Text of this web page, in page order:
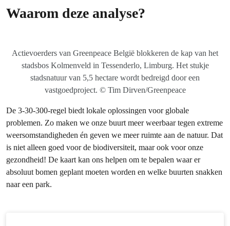
Waarom deze analyse?
Actievoerders van Greenpeace België blokkeren de kap van het
stadsbos Kolmenveld in Tessenderlo, Limburg. Het stukje
stadsnatuur van 5,5 hectare wordt bedreigd door een
vastgoedproject. © Tim Dirven/Greenpeace
De 3-30-300-regel biedt lokale oplossingen voor globale
problemen. Zo maken we onze buurt meer weerbaar tegen extreme
weersomstandigheden én geven we meer ruimte aan de natuur. Dat
is niet alleen goed voor de biodiversiteit, maar ook voor onze
gezondheid! De kaart kan ons helpen om te bepalen waar er
absoluut bomen geplant moeten worden en welke buurten snakken
naar een park.